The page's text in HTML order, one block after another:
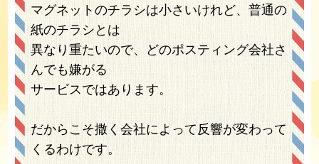
マグネットのチラシは小さいけれど、普通の
紙のチラシとは
異なり重たいので、どのポスティング会社さ
んでも嫌がる
サービスではあります。
だからこそ撒く会社によって反響が変わって
くるわけです。